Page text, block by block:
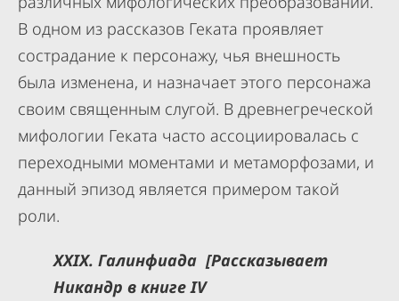
В одном из рассказов Геката проявляет
сострадание к персонажу, чья внешность
была изменена, и назначает этого персонажа
своим священным слугой. В древнегреческой
мифологии Геката часто ассоциировалась с
переходными моментами и метаморфозами, и
данный эпизод является примером такой
роли.
XXIX. Галинфиада [Рассказывает
Никандр в книге IV